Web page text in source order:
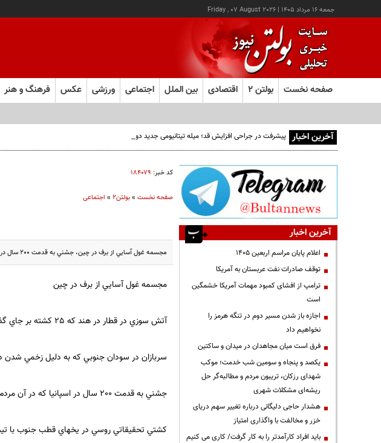
جمعه ۱۶ مرداد ۱۴۰۵ |
Friday , 07 August 2026
صفحه نخست بولتن ۲ اقتصادی بین الملل اجتماعی ورزشی عکس فرهنگ و هنر
آخرین اخبار پیشرفت در جراحی افزایش قد؛ میله تیتانیومی جدید دوره نقاهت را از چند ماه به چند هفته کاهش
کد خبر: ۱۸۴۰۷۹
صفحه نخست»بولتن2 » اجتماعی
مجسمه غول آسايي از برف در چين، جشني به قدمت 200 سال در اسپانيا، كشتي تحقيقاتي روسي در يخهاي قطب جنوب و ..............
مجسمه غول آسايي از برف در چين
آتش سوزي در قطار در هند كه 25 كشته بر جاي گذاشت
سربازان در سودان جنوبي كه به دليل زخمي شدن
جشني به قدمت 200 سال در اسپانيا كه در آن مردم با پرتاب تخم مرغ و آرد به يكديگر سرگرم مي شوند
كشتي تحقيقاتي روسي در يخهاي قطب جنوب با
آخرین اخبار
اعلام پایان مراسم اربعین ۱۴۰۵
توقف صادرات نفت عربستان به آمریکا
ترامپ از افشای کمبود مهمات آمریکا خشمگین
است
اجازه باز شدن مسیر دوم در تنگه هرمز را
نخواهیم داد
فرق است میان مجاهدان در میدان و ساکتین
یکصد و پنجاه و سومین شب خدمت؛ موکب
شهدای رزکان، تریبون مردم و مطالبه‌گر حل
ریشه‌ای مشکلات شهری
هشدار حاجی دلیگانی درباره تغییر سهم دریای
خزر و مخالفت با واگذاری امتیاز
باید افراد کارآمدتر را به کار گرفت/ کاری می کنیم